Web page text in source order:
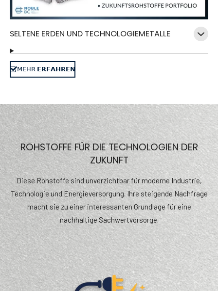
SELTENE ERDEN UND TECHNOLOGIEMETALLE
𝖬𝖤𝖧𝖱 𝗘𝗥𝗙𝗔𝗛𝗥𝗘𝗡
ROHSTOFFE FÜR DIE TECHNOLOGIEN DER
ZUKUNFT
Diese Rohstoffe sind unverzichtbar für moderne Industrie,
Technologie und Energieversorgung. Ihre steigende Nachfrage
macht sie zu einer interessanten Grundlage für eine
nachhaltige Sachwertvorsorge.